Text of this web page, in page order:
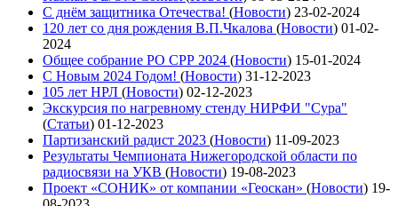
С днём защитника Отечества! (Новости) 23-02-2024
120 лет со дня рождения В.П.Чкалова (Новости) 01-02-
2024
Общее собрание РО СРР 2024 (Новости) 15-01-2024
С Новым 2024 Годом! (Новости) 31-12-2023
105 лет НРЛ (Новости) 02-12-2023
Экскурсия по нагревному стенду НИРФИ "Сура"
(Статьи) 01-12-2023
Партизанский радист 2023 (Новости) 11-09-2023
Результаты Чемпионата Нижегородской области по
радиосвязи на УКВ (Новости) 19-08-2023
Проект «СОНИК» от компании «Геоскан» (Новости) 19-